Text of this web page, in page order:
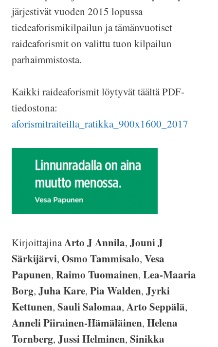
järjestivät vuoden 2015 lopussa
tiedeaforismikilpailun ja tämänvuotiset
raideaforismit on valittu tuon kilpailun
parhaimmistosta.
Kaikki raideaforismit löytyvät täältä PDF-
tiedostona:
aforismitraiteilla_ratikka_900x1600_2017
KirjoittajinaArto J Annila, Jouni J
Särkijärvi, Osmo Tammisalo, Vesa
Papunen, Raimo Tuomainen, Lea-Maaria
Borg, Juha Kare, Pia Walden, Jyrki
Kettunen, Sauli Salomaa, Arto Seppälä,
Anneli Piirainen-Hämäläinen, Helena
Tornberg, Jussi Helminen, Sinikka